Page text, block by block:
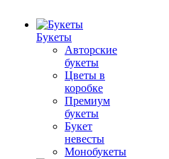
Букеты
Авторские
букеты
Цветы в
коробке
Премиум
букеты
Букет
невесты
Монобукеты